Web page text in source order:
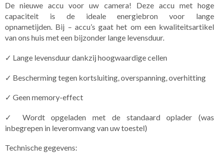
De nieuwe accu voor uw camera! Deze accu met hoge
capaciteit is de ideale energiebron voor lange
opnametijden. Bij – accu’s gaat het om een kwaliteitsartikel
van ons huis met een bijzonder lange levensduur.
✓ Lange levensduur dankzij hoogwaardige cellen
✓ Bescherming tegen kortsluiting, overspanning, overhitting
✓ Geen memory-effect
✓ Wordt opgeladen met de standaard oplader (was
inbegrepen in leveromvang van uw toestel)
Technische gegevens: